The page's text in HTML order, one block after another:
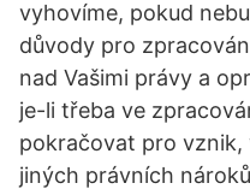
vyhovíme, pokud
důvody pro
nad Vašimi právy a
je-li třeba ve
pokračovat pro
jiných právních